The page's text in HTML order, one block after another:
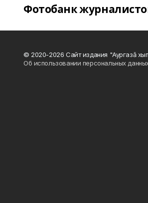
Фотобанк
© 2020-2026 Сайт издания "Аургазă
Об использовании персональных